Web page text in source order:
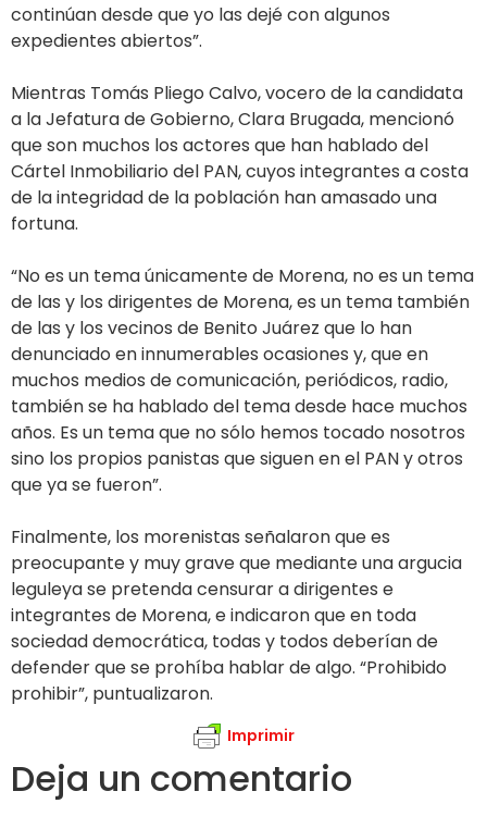
continúan desde que yo las dejé con algunos
expedientes abiertos”.
Mientras Tomás Pliego Calvo, vocero de la candidata
a la Jefatura de Gobierno, Clara Brugada, mencionó
que son muchos los actores que han hablado del
Cártel Inmobiliario del PAN, cuyos integrantes a costa
de la integridad de la población han amasado una
fortuna.
“No es un tema únicamente de Morena, no es un tema
de las y los dirigentes de Morena, es un tema también
de las y los vecinos de Benito Juárez que lo han
denunciado en innumerables ocasiones y, que en
muchos medios de comunicación, periódicos, radio,
también se ha hablado del tema desde hace muchos
años. Es un tema que no sólo hemos tocado nosotros
sino los propios panistas que siguen en el PAN y otros
que ya se fueron”.
Finalmente, los morenistas señalaron que es
preocupante y muy grave que mediante una argucia
leguleya se pretenda censurar a dirigentes e
integrantes de Morena, e indicaron que en toda
sociedad democrática, todas y todos deberían de
defender que se prohíba hablar de algo. “Prohibido
prohibir”, puntualizaron.
Imprimir
Deja un comentario